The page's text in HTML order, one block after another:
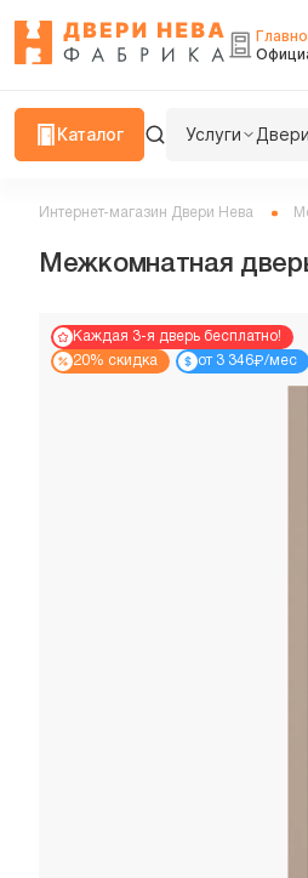
Каталог Услуги
Интернет-магазин Двери Нева
Межкомнатная
Каждая 3-я дверь бесплатно!
20% скидка
от 3 346₽/мес